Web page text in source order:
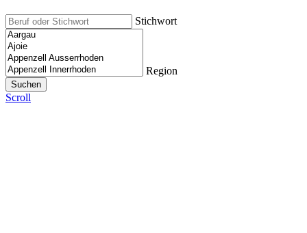
Stichwort
Region
Scroll